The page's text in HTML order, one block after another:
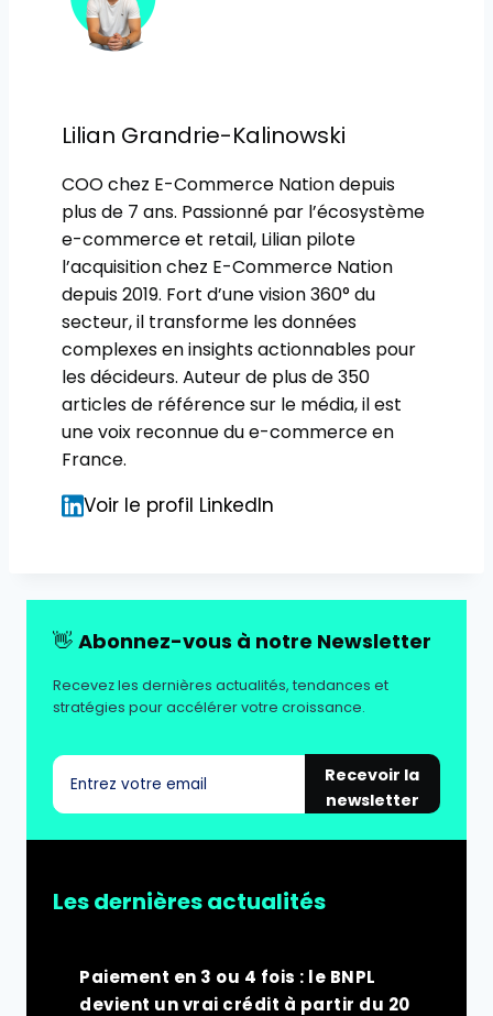
Lilian Grandrie-Kalinowski
COO chez E-Commerce Nation depuis
plus de 7 ans. Passionné par l’écosystème
e-commerce et retail, Lilian pilote
l’acquisition chez E-Commerce Nation
depuis 2019. Fort d’une vision 360° du
secteur, il transforme les données
complexes en insights actionnables pour
les décideurs. Auteur de plus de 350
articles de référence sur le média, il est
une voix reconnue du e-commerce en
France.
Voir le profil LinkedIn
👋 Abonnez-vous à notre Newsletter
Recevez les dernières actualités, tendances et
stratégies pour accélérer votre croissance.
Recevoir la
newsletter
Les dernières actualités
Paiement en 3 ou 4 fois : le BNPL
devient un vrai crédit à partir du 20